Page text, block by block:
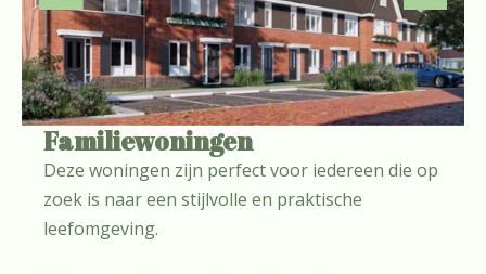
Familiewoningen
Deze woningen zijn perfect voor iedereen die op
zoek is naar een stijlvolle en praktische
leefomgeving.